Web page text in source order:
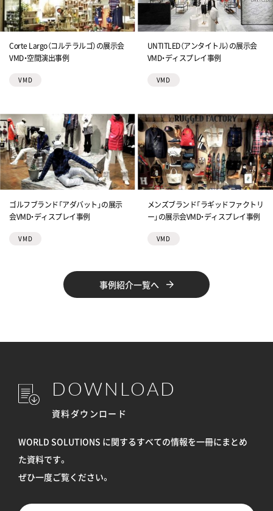
Corte Largo（コルテラルゴ）の展示会
VMD・空間演出事例
VMD
UNTITLED（アンタイトル）の展示会
VMD・ディスプレイ事例
VMD
ゴルフブランド「アダバット」の展示
会VMD・ディスプレイ事例
VMD
メンズブランド「ラギッドファクトリ
ー」の展示会VMD・ディスプレイ事例
VMD
事例紹介一覧へ
DOWNLOAD
資料ダウンロード
WORLD SOLUTIONS に関するすべての情報を一冊にまとめ
た資料です。
ぜひ一度ご覧ください。